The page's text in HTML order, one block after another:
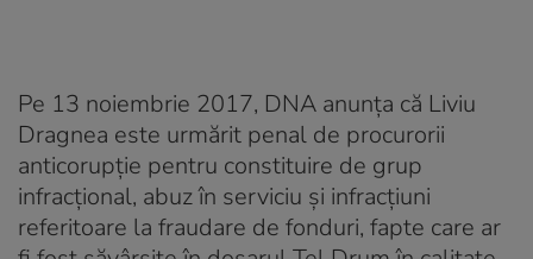
Pe 13 noiembrie 2017, DNA anunţa că Liviu
Dragnea este urmărit penal de procurorii
anticorupţie pentru constituire de grup
infracţional, abuz în serviciu şi infracţiuni
referitoare la fraudare de fonduri, fapte care ar